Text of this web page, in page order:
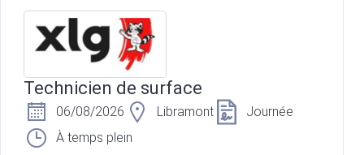
Technicien de surface
06/08/2026 Libramont
Journée
À temps plein